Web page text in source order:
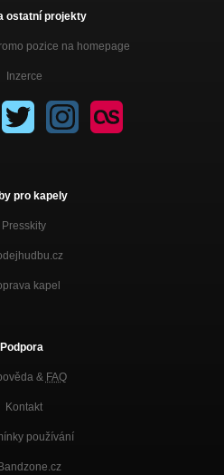
ostatní projekty
pozice na homepage
Inzerce
pro kapely
Presskity
kapel
Podpora
& FAQ
Kontakt
používání